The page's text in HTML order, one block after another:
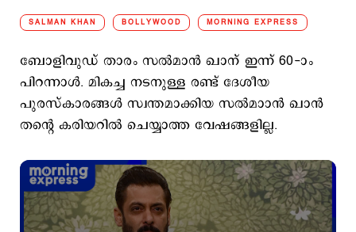
SALMAN KHAN BOLLYWOOD MORNING EXPRESS
ബോളിവുഡ് താരം സല്‍മാന്‍ ഖാന് ഇന്ന് 60-ാം
പിറന്നാള്‍. മികച്ച നടനുള്ള രണ്ട് ദേശീയ
പുരസ്കാരങ്ങള്‍ സ്വന്തമാക്കിയ സല്‍മാാന്‍ ഖാന്‍
തന്റെ കരിയറില്‍ ചെയ്യാത്ത വേഷങ്ങളില്ല.